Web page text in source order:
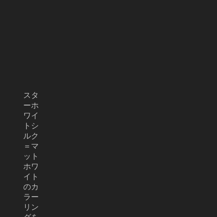
スタ
ーホ
ワイ
トシ
ルク
＝マ
ット
ホワ
イト
のカ
ラー
リン